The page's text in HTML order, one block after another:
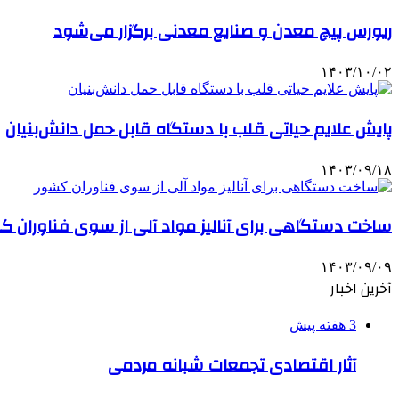
ریورس پیچ معدن و صنایع معدنی برگزار می‌شود
۱۴۰۳/۱۰/۰۲
پایش علایم حیاتی قلب با دستگاه قابل حمل دانش‌بنیان
۱۴۰۳/۰۹/۱۸
ساخت دستگاهی برای آنالیز مواد آلی از سوی فناوران
۱۴۰۳/۰۹/۰۹
آخرین اخبار
3 هفته پیش
آثار اقتصادی تجمعات شبانه مردمی